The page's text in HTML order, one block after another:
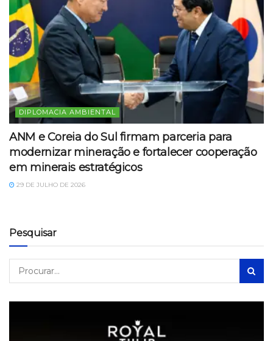
DIPLOMACIA AMBIENTAL
ANM e Coreia do Sul firmam parceria para
modernizar mineração e fortalecer cooperação
em minerais estratégicos
29 DE JULHO DE 2026
Pesquisar